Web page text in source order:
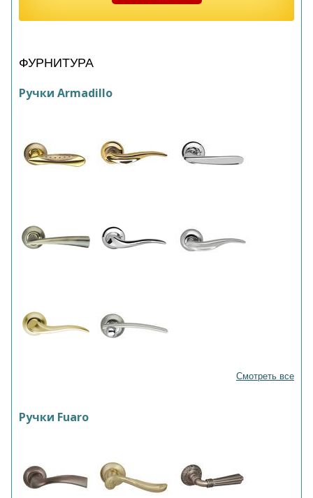
ФУРНИТУРА
Ручки Armadillo
Смотреть все
Ручки Fuaro